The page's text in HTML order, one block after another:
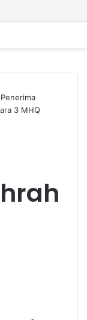
3 MHQ